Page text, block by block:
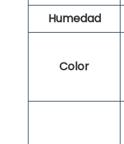
Humedad
Color